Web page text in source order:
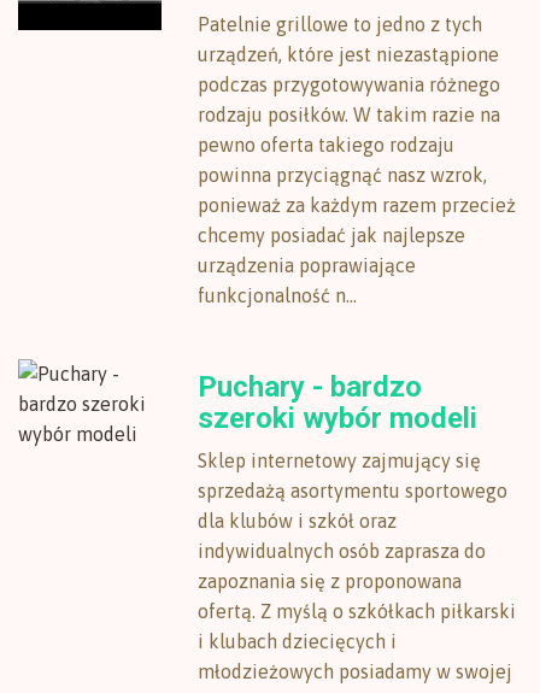
Patelnie grillowe to jedno z tych
urządzeń, które jest niezastąpione
podczas przygotowywania różnego
rodzaju posiłków. W takim razie na
pewno oferta takiego rodzaju
powinna przyciągnąć nasz wzrok,
ponieważ za każdym razem przecież
chcemy posiadać jak najlepsze
urządzenia poprawiające
funkcjonalność n...
Puchary - bardzo
szeroki wybór modeli
Sklep internetowy zajmujący się
sprzedażą asortymentu sportowego
dla klubów i szkół oraz
indywidualnych osób zaprasza do
zapoznania się z proponowana
ofertą. Z myślą o szkółkach piłkarski
i klubach dziecięcych i
młodzieżowych posiadamy w swojej